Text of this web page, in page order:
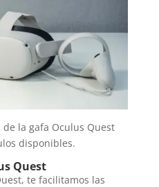
la gafa Oculus Quest
disponibles.
Quest
te facilitamos las